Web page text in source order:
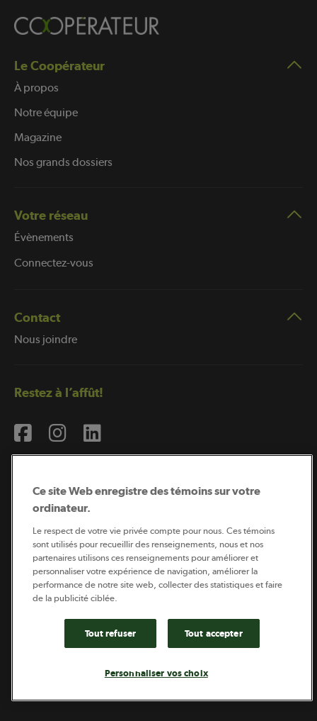
Le Coopérateur
À propos
Notre équipe
Magazine
Nos grands dossiers
Votre réseau
Évènements
Connectez-vous
Contact
Nous joindre
Restez à l’affût!
Coopérateur est publié par Sollio Groupe Coopératif.
Il est l’outil d’information de la coopération agricole
québécoise.
Ce site Web enregistre des témoins sur votre
ordinateur.
Le respect de votre vie privée compte pour nous. Ces témoins
sont utilisés pour recueillir des renseignements, nous et nos
partenaires utilisons ces renseignements pour améliorer et
personnaliser votre expérience de navigation, améliorer la
performance de notre site web, collecter des statistiques et faire
de la publicité ciblée.
Tout refuser Tout accepter
Personnaliser vos choix